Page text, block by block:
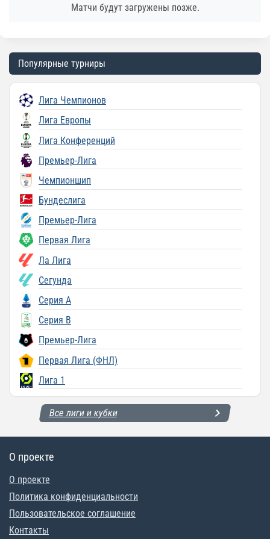
Матчи будут загружены позже.
Популярные турниры
Лига Чемпионов
Лига Европы
Лига Конференций
Премьер-Лига
Чемпионшип
Бундеслига
Премьер-Лига
Первая Лига
Ла Лига
Сегунда
Серия A
Серия B
Премьер-Лига
Первая Лига (ФНЛ)
Лига 1
Все лиги и кубки
О проекте
О проекте
Политика конфиденциальности
Пользовательское соглашение
Контакты